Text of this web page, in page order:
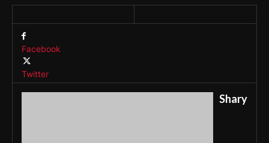
Facebook
Twitter
Shary